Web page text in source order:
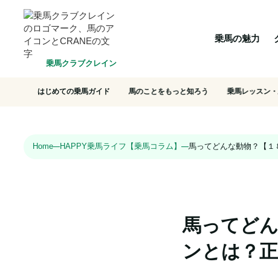
乗馬クラブクレイン
乗馬の魅力
HOME 乗馬の魅力 クラブ一覧
はじめての乗馬ガイド 馬のことをもっと知ろう 乗馬レッスン
Home HAPPY乗馬ライフ【乗馬コラム】 馬ってどんな動物？【
馬ってど
ンとは？